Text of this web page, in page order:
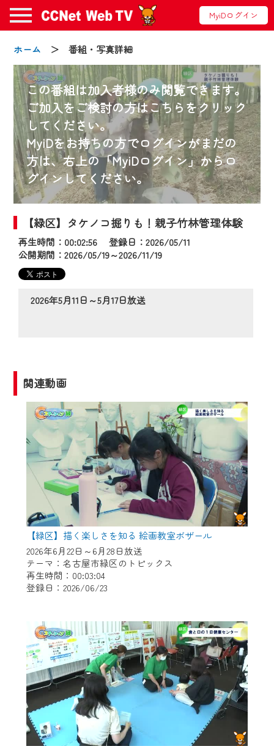
MyiDログイン
ホーム ＞ 番組・写真詳細
この番組は加入者様のみ閲覧できます。
ご加入をご検討の方はこちらをクリック
してください。
MyiDをお持ちの方でログインがまだの
方は、右上の「MyiDログイン」からロ
グインしてください。
【緑区】タケノコ掘りも！親子竹林管理体験
再生時間：00:02:56 登録日：2026/05/11
公開期間：2026/05/19～2026/11/19
2026年5月11日～5月17日放送
関連動画
【緑区】描く楽しさを知る 絵画教室ボザール
2026年6月22日～6月28日放送
テーマ：名古屋市緑区のトピックス
再生時間：00:03:04
登録日：2026/06/23
お知らせ
2024/09/02
動画配信サービス『CCNet Web TV』は2024
年9月24日からリニューアルします！
【変更点】
◆デザイン変更により、お住まいの地域
の動画コンテンツが一目瞭然。
◆当社アプリやＰＣブラウザから、いつ
でも・どこでも・外出先でも！
2024年9月24日からはご加入者様へのサー
ビス向上のため、
『CCNet Web TV』を利用いただくには、
一部コンテンツを除き、
CCNetサービスへの加入と『CCNetマイ
ページ※』へのログインが必要となりま
す。
何卒、ご理解ご了承の程よろしくお願い
いたします。
※マイページへのログインには、MyIDが必
要となります。
※MyIDとは、CCNet Web TVを含むCCNetの
各種サービスをご利用頂くためのIDです。
で設定できます。
（GmailやYahooなどのフリーメールアドレ
スでも作成可能です）
※マイページへのログイン・MyIDの新規登
録はこちらから
※CCNetアプリをご利用中の方は引き続き
ご視聴いただけます。